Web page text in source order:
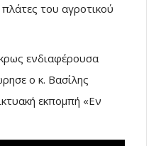
του αγροτικού
ενδιαφέρουσα
ο κ. Βασίλης
εκπομπή «Εν